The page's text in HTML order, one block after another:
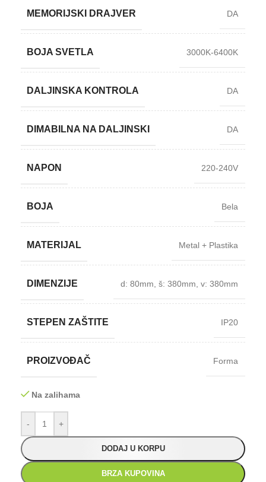
MEMORIJSKI DRAJVER DA
BOJA SVETLA 3000K-6400K
DALJINSKA KONTROLA DA
DIMABILNA NA DALJINSKI DA
NAPON 220-240V
BOJA Bela
MATERIJAL Metal + Plastika
DIMENZIJE d: 80mm š: 380mm v: 380mm
STEPEN ZAŠTITE IP20
PROIZVOĐAČ Forma
Na zalihama
- +
DODAJ U KORPU
BRZA KUPOVINA